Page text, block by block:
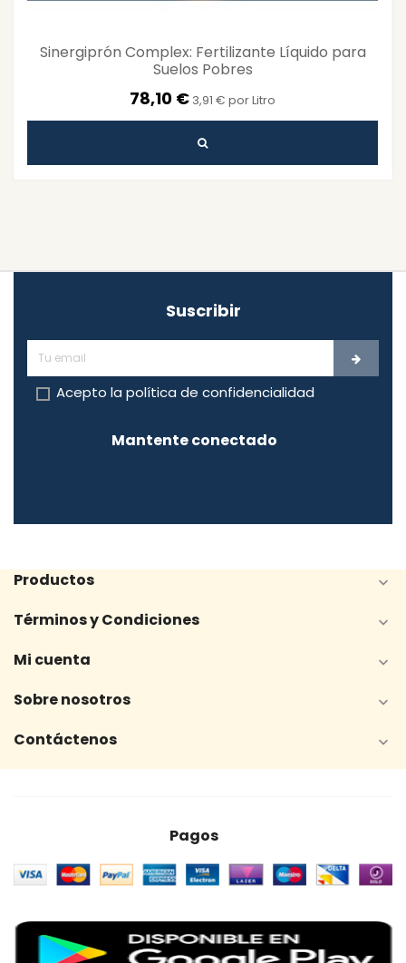
Sinergiprón Complex: Fertilizante Líquido para
Suelos Pobres
78,10 € 3,91 € por Litro
Suscribir
Acepto la política de confidencialidad
Mantente conectado
Productos 
Términos y Condiciones 
Mi cuenta 
Sobre nosotros 
Contáctenos 
Pagos